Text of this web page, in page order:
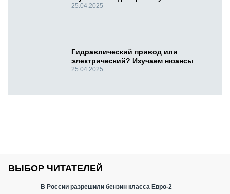
25.04.2025
Гидравлический привод или
электрический? Изучаем нюансы
25.04.2025
ВЫБОР ЧИТАТЕЛЕЙ
В России разрешили бензин класса Евро-2